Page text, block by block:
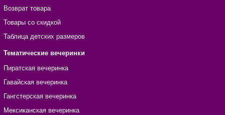
Возврат товара
Товары со скидкой
Таблица детских размеров
Тематические вечеринки
Пиратская вечеринка
Гавайская вечеринка
Гангстерская вечеринка
Мексиканская вечеринка